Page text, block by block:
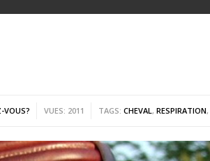
VOUS? VUES: 2011 TAGS:CHEVAL ,RESPIRATION